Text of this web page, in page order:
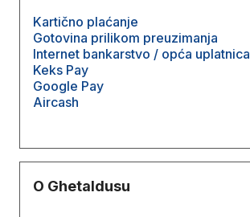
Kartično plaćanje
Gotovina prilikom preuzimanja
Internet bankarstvo / opća uplatnica
Keks Pay
Google Pay
Aircash
O Ghetaldusu